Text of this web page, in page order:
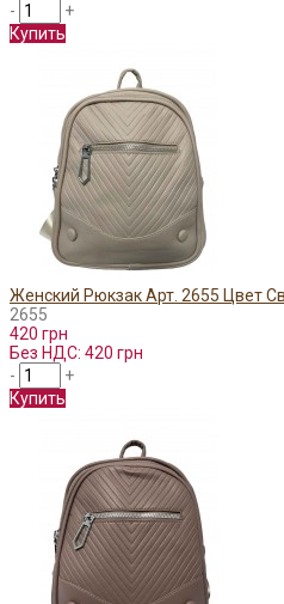
-
+
Купить
Женский Рюкзак Арт. 2655 Цвет
2655
420 грн
Без НДС: 420 грн
-
+
Купить